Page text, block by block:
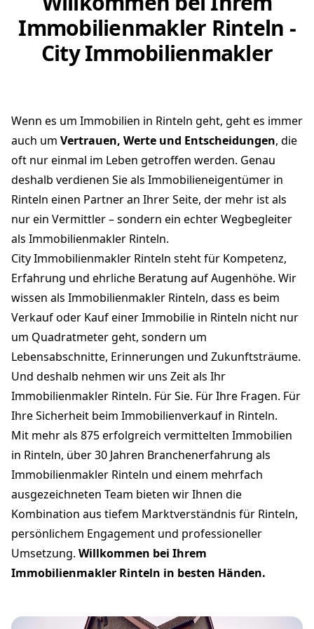
Immobilienmakler Rinteln -
City Immobilienmakler
Wenn es um Immobilien in Rinteln geht, geht es immer
auch um Vertrauen, Werte und Entscheidungen, die
oft nur einmal im Leben getroffen werden. Genau
deshalb verdienen Sie als Immobilieneigentümer in
Rinteln einen Partner an Ihrer Seite, der mehr ist als
nur ein Vermittler – sondern ein echter Wegbegleiter
als Immobilienmakler Rinteln.
City Immobilienmakler Rinteln steht für Kompetenz,
Erfahrung und ehrliche Beratung auf Augenhöhe. Wir
wissen als Immobilienmakler Rinteln, dass es beim
Verkauf oder Kauf einer Immobilie in Rinteln nicht nur
um Quadratmeter geht, sondern um
Lebensabschnitte, Erinnerungen und Zukunftsträume.
Und deshalb nehmen wir uns Zeit als Ihr
Immobilienmakler Rinteln. Für Sie. Für Ihre Fragen. Für
Ihre Sicherheit beim Immobilienverkauf in Rinteln.
Mit mehr als 875 erfolgreich vermittelten Immobilien
in Rinteln, über 30 Jahren Branchenerfahrung als
Immobilienmakler Rinteln und einem mehrfach
ausgezeichneten Team bieten wir Ihnen die
Kombination aus tiefem Marktverständnis für Rinteln,
persönlichem Engagement und professioneller
Umsetzung. Willkommen bei Ihrem
Immobilienmakler Rinteln in besten Händen.